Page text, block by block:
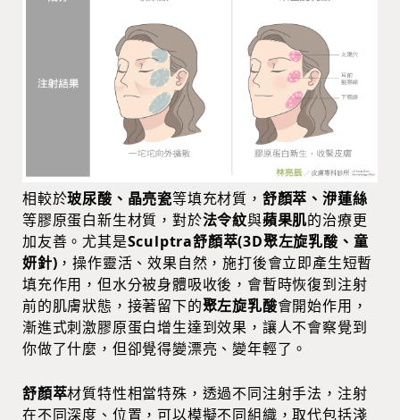
相較於玻尿酸、晶亮瓷等填充材質， 舒顏萃、洢蓮絲
等膠原蛋白新生材質，對於法令紋與蘋果肌的治療更
加友善。尤其是Sculptra舒顏萃(3D聚左旋乳酸、童
妍針) ，操作靈活、效果自然，施打後會立即產生短暫
填充作用，但水分被身體吸收後，會暫時恢復到注射
前的肌膚狀態，接著留下的聚左旋乳酸會開始作用，
漸進式刺激膠原蛋白增生達到效果，讓人不會察覺到
你做了什麼，但卻覺得變漂亮、變年輕了。
舒顏萃材質特性相當特殊，透過不同注射手法，注射
在不同深度、位置，可以模擬不同組織，取代包括淺